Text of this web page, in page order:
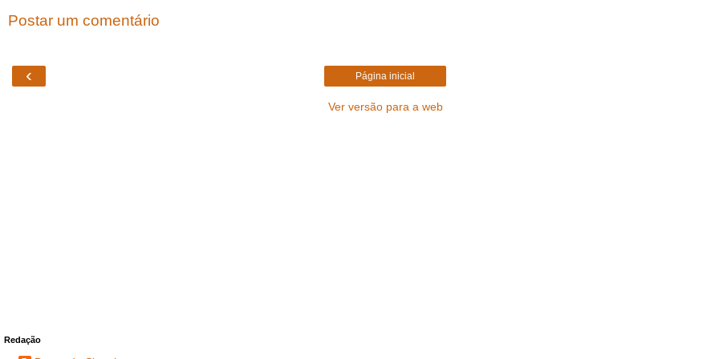
Postar um comentário
‹ Página inicial
Ver versão para a web
Redação